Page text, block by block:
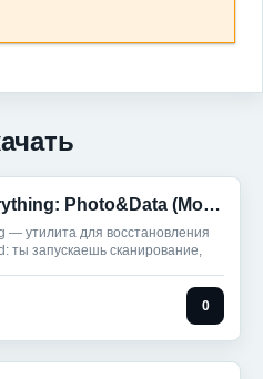
Recover Everything: Photo&Data (Мод, Unlocked)
— утилита для восстановления
ты запускаешь сканирование,
0